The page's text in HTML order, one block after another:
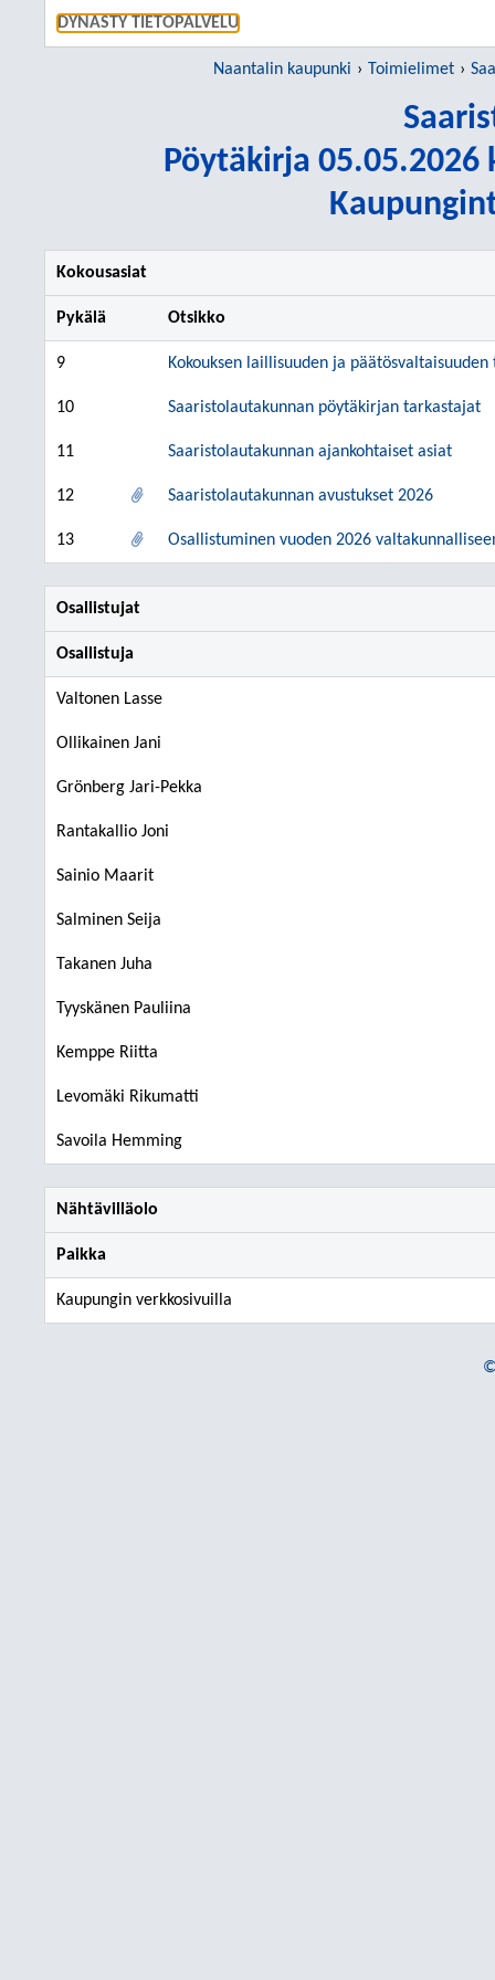
DYNASTY TIETOPALVELU
Naantalin kaupunki Toimielimet
Pöytäkirja 05.05.2026
Kokousasiat
Pykälä Otsikko
9 Kokouksen laillisuuden ja
10 Saaristolautakunnan pöytäkirjan tarkastajat
11 Saaristolautakunnan ajankohtaiset asiat
12 Saaristolautakunnan avustukset 2026
13 Osallistuminen vuoden 2026
Osallistujat
Osallistuja
Valtonen Lasse
Ollikainen Jani
Grönberg Jari-Pekka
Rantakallio Joni
Sainio Maarit
Salminen Seija
Takanen Juha
Tyyskänen Pauliina
Kemppe Riitta
Levomäki Rikumatti
Savoila Hemming
Nähtävilläolo
Paikka
Kaupungin verkkosivuilla